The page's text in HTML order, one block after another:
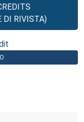
DI RIVISTA)